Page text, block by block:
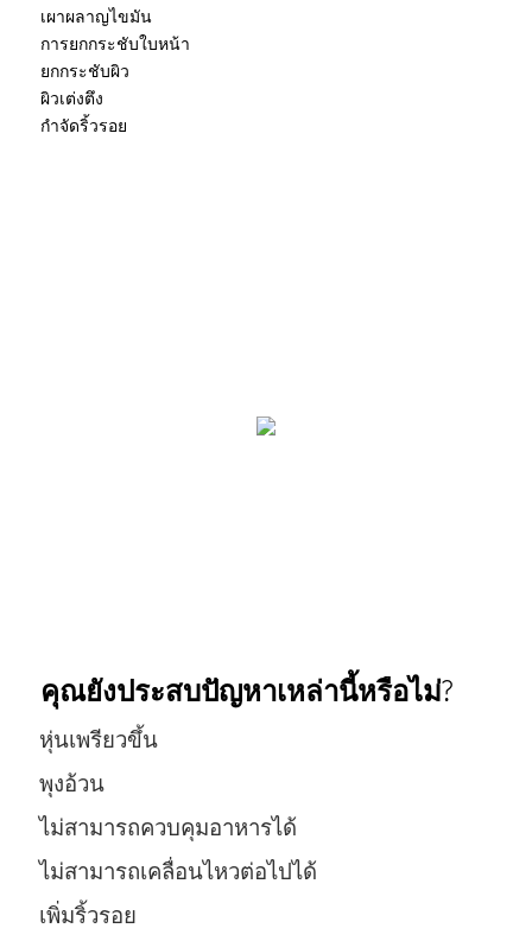
เผาผลาญไขมัน
การยกกระชับใบหน้า
ยกกระชับผิว
ผิวเต่งตึง
กำจัดริ้วรอย
คุณยังประสบปัญหาเหล่านี้หรือไม่?
หุ่นเพรียวขึ้น
พุงอ้วน
ไม่สามารถควบคุมอาหารได้
ไม่สามารถเคลื่อนไหวต่อไปได้
เพิ่มริ้วรอย